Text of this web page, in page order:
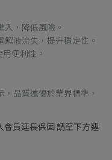
，降低風險。
液流失，提升穩定性。
便利性。
品質遠優於業界標準，
員延長保固 請至下方連